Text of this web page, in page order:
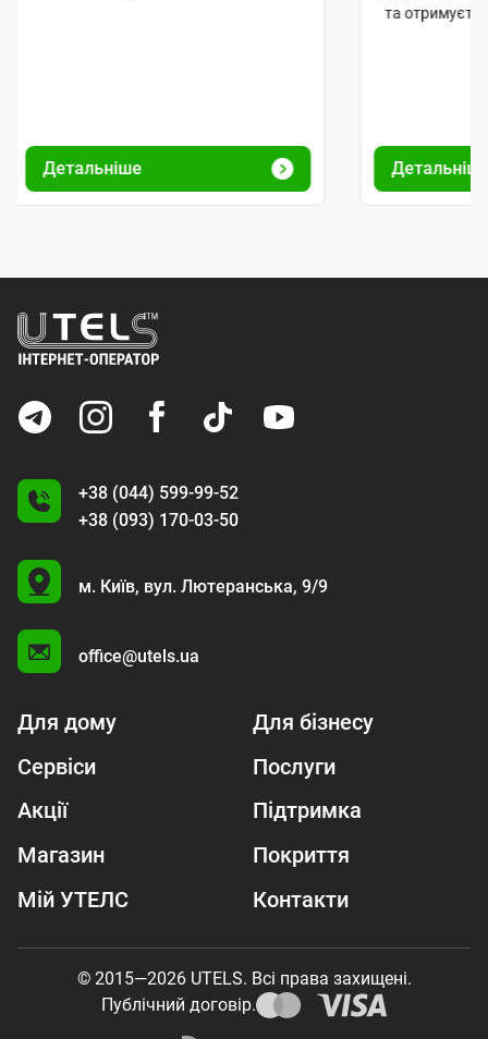
Детальніше
та
+38 (044) 599-99-52
+38 (093) 170-03-50
U
м. Київ, вул. Лютеранська, 9/9
office@utels.ua
Для дому
Для бізнесу
Сервіси
Послуги
Акції
Підтримка
Магазин
Покриття
Мій УТЕЛС
Контакти
© 2015—2026 UTELS. Всі права захищені.
Публічний договір.